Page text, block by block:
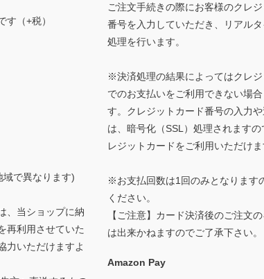
（+税）
で異なります)
、当ショップに納
再利用させていた
力いただけますよ
ご注文手続きの際にお客様のクレ
番号を入力していただき、リアル
処理を行います。
※決済処理の結果によってはクレジ
でのお支払いをご利用できない場合
す。クレジットカード番号の入力
は、暗号化（SSL）処理されますの
レジットカードをご利用いただけま
※お支払回数は1回のみとなります
ください。
【ご注意】カード決済後のご注文
は出来かねますのでご了承下さい。
Amazon Pay